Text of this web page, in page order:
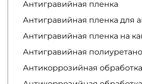
Антигравийная пленка
Антигравийная пленка для
Антигравийная пленка на
Антигравийная
Антикоррозийная